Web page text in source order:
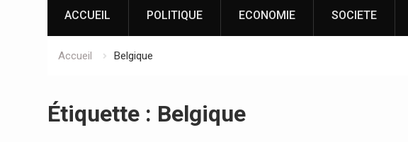
ACCUEIL POLITIQUE ECONOMIE SOCIETE
Accueil Belgique
Étiquette : Belgique